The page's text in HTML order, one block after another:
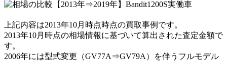
上記内容は2013年10月時点時点の買取事例です。
2013年10月時点の相場情報に基づいて算出された査定金額で
す。
2006年には型式変更（GV77A⇒GV79A）を伴うフルモデル